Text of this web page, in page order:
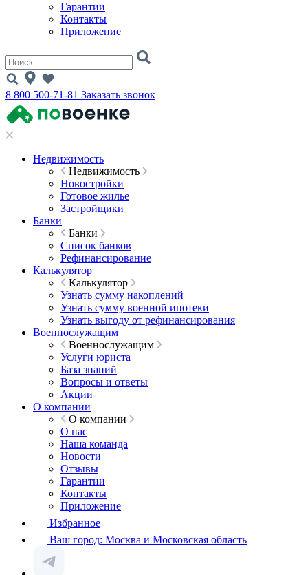
Гарантии
Контакты
Приложение
8 800 500-71-81 Заказать звонок
Недвижимость
Недвижимость
Новостройки
Готовое жилье
Застройщики
Банки
Банки
Список банков
Рефинансирование
Калькулятор
Калькулятор
Узнать сумму накоплений
Узнать сумму военной ипотеки
Узнать выгоду от рефинансирования
Военнослужащим
Военнослужащим
Услуги юриста
База знаний
Вопросы и ответы
Акции
О компании
О компании
О нас
Наша команда
Новости
Отзывы
Гарантии
Контакты
Приложение
Избранное
Ваш город: Москва и Московская область